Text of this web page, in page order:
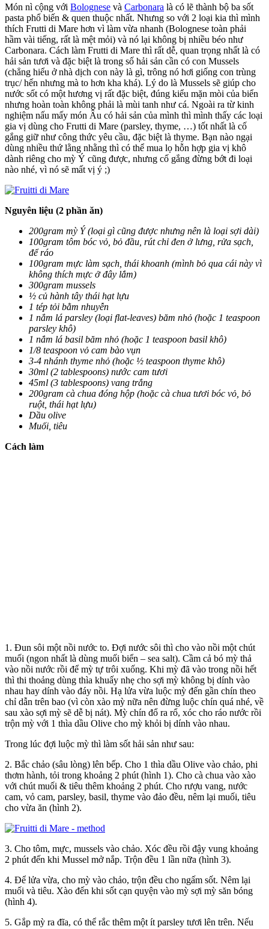
Món nì cộng với Bolognese và Carbonara là có lẽ thành bộ ba sốt
pasta phổ biến & quen thuộc nhất. Nhưng so với 2 loại kia thì mình
thích Frutti di Mare hơn vì làm vừa nhanh (Bolognese toàn phải
hầm vài tiếng, rất là mệt mỏi) và nó lại không bị nhiều béo như
Carbonara. Cách làm Frutti di Mare thì rất dễ, quan trọng nhất là có
hải sản tươi và đặc biệt là trong số hải sản cần có con Mussels
(chẳng hiểu ở nhà dịch con này là gì, trông nó hơi giống con trùng
trục/ hến nhưng mà to hơn kha khá). Lý do là Mussels sẽ giúp cho
nước sốt có một hương vị rất đặc biệt, đúng kiểu mặn mòi của biển
nhưng hoàn toàn không phải là mùi tanh như cá. Ngoài ra từ kinh
nghiệm nấu mấy món Âu có hải sản của mình thì mình thấy các loại
gia vị dùng cho Frutti di Mare (parsley, thyme, …) tốt nhất là cố
gắng giữ như công thức yêu cầu, đặc biệt là thyme. Bạn nào ngại
dùng nhiều thứ lằng nhằng thì có thể mua lọ hỗn hợp gia vị khô
dành riêng cho mỳ Ý cũng được, nhưng cố gắng đừng bớt đi loại
nào nhé, vì nó sẽ mất vị ý ;)
Nguyên liệu (2 phần ăn)
200gram mỳ Ý (loại gì cũng được nhưng nên là loại sợi dài)
100gram tôm bóc vỏ, bỏ đầu, rút chỉ đen ở lưng, rửa sạch,
để ráo
100gram mực làm sạch, thái khoanh (mình bỏ qua cái này vì
không thích mực ở đây lắm)
300gram mussels
½ củ hành tây thái hạt lựu
1 tép tỏi bằm nhuyễn
1 nắm lá parsley (loại flat-leaves) băm nhỏ (hoặc 1 teaspoon
parsley khô)
1 nắm lá basil băm nhỏ (hoặc 1 teaspoon basil khô)
1/8 teaspoon vỏ cam bào vụn
3-4 nhánh thyme nhỏ (hoặc ½ teaspoon thyme khô)
30ml (2 tablespoons) nước cam tươi
45ml (3 tablespoons) vang trắng
200gram cà chua đóng hộp (hoặc cà chua tươi bóc vỏ, bỏ
ruột, thái hạt lựu)
Dầu olive
Muối, tiêu
Cách làm
1. Đun sôi một nồi nước to. Đợi nước sôi thì cho vào nồi một chút
muối (ngon nhất là dùng muối biển – sea salt). Cầm cả bó mỳ thả
vào nồi nước rồi để mỳ tự trôi xuống. Khi mỳ đã vào trong nồi hết
thì thi thoảng dùng thìa khuấy nhẹ cho sợi mỳ không bị dính vào
nhau hay dính vào đáy nồi. Hạ lửa vừa luộc mỳ đến gần chín theo
chỉ dẫn trên bao (vì còn xào mỳ nữa nên đừng luộc chín quá nhé, về
sau xào sợi mỳ sẽ dễ bị nát). Mỳ chín đổ ra rổ, xóc cho ráo nước rồi
trộn mỳ với 1 thìa dầu Olive cho mỳ khỏi bị dính vào nhau.
Trong lúc đợi luộc mỳ thì làm sốt hải sản như sau:
2. Bắc chảo (sâu lòng) lên bếp. Cho 1 thìa dầu Olive vào chảo, phi
thơm hành, tỏi trong khoảng 2 phút (hình 1). Cho cà chua vào xào
với chút muối & tiêu thêm khoảng 2 phút. Cho rượu vang, nước
cam, vỏ cam, parsley, basil, thyme vào đảo đều, nêm lại muối, tiêu
cho vừa ăn (hình 2).
3. Cho tôm, mực, mussels vào chảo. Xóc đều rồi đậy vung khoảng
2 phút đến khi Mussel mở nắp. Trộn đều 1 lần nữa (hình 3).
4. Để lửa vừa, cho mỳ vào chảo, trộn đều cho ngấm sốt. Nêm lại
muối và tiêu. Xào đến khi sốt cạn quyện vào mỳ sợi mỳ săn bóng
(hình 4).
5. Gắp mỳ ra đĩa, có thể rắc thêm một ít parsley tươi lên trên. Nếu